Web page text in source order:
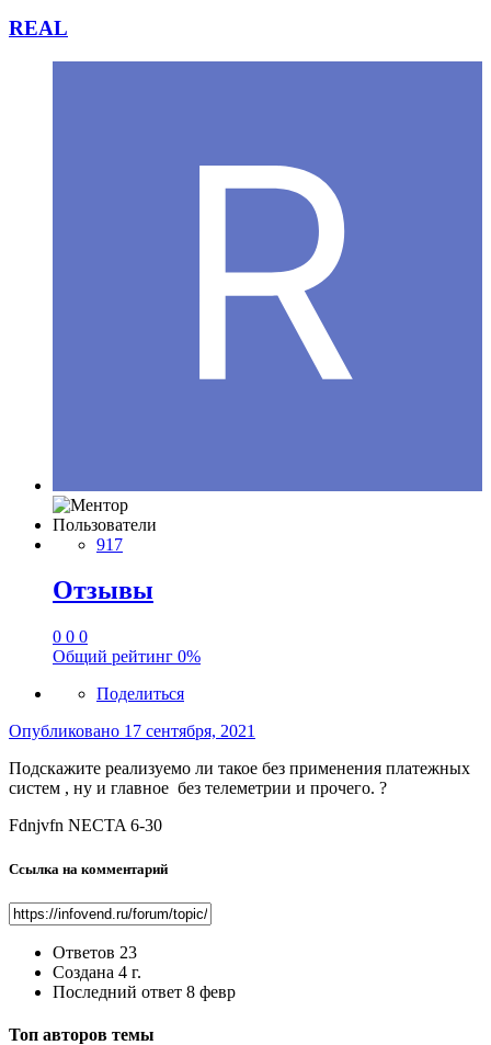
REAL
Пользователи
917
Отзывы
0 0 0
Общий рейтинг 0%
Поделиться
Опубликовано 17 сентября, 2021
Подскажите реализуемо ли такое без применения платежных
систем , ну и главное без телеметрии и прочего. ?
Fdnjvfn NECTA 6-30
Ссылка на комментарий
Ответов 23
Создана 4 г.
Последний ответ 8 февр
Топ авторов темы